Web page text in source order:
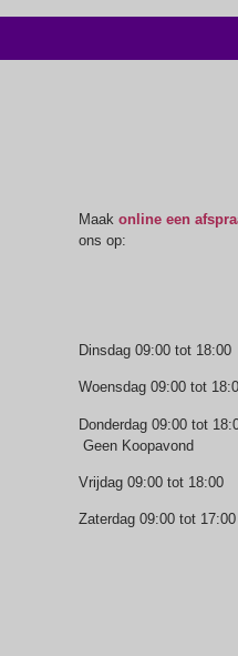
Maak online een
ons op:
Dinsdag 09:00 tot 18:00
Woensdag 09:00 tot
Donderdag 09:00 tot
Geen Koopavond
Vrijdag 09:00 tot 18:00
Zaterdag 09:00 tot 17:00